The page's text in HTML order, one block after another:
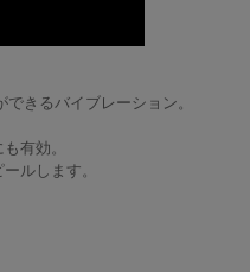
きるバイブレーション。
有効。
ルします。